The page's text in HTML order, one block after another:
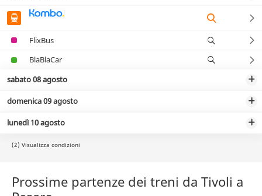
FlixBus
BlaBlaCar
sabato 08 agosto
domenica 09 agosto
lunedì 10 agosto
(2) Visualizza condizioni
Prossime partenze dei treni da Tivoli a